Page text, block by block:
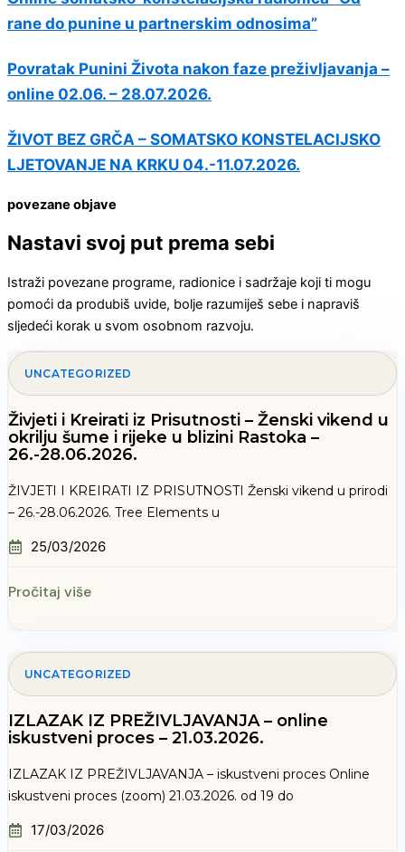
rane do punine u partnerskim odnosima”
Povratak Punini Života nakon faze preživljavanja –
online 02.06. – 28.07.2026.
ŽIVOT BEZ GRČA – SOMATSKO KONSTELACIJSKO
LJETOVANJE NA KRKU 04.-11.07.2026.
povezane objave
Nastavi svoj put prema sebi
Istraži povezane programe, radionice i sadržaje koji ti mogu
pomoći da produbiš uvide, bolje razumiješ sebe i napraviš
sljedeći korak u svom osobnom razvoju.
UNCATEGORIZED
Živjeti i Kreirati iz Prisutnosti – Ženski vikend u
okrilju šume i rijeke u blizini Rastoka –
26.-28.06.2026.
ŽIVJETI I KREIRATI IZ PRISUTNOSTI Ženski vikend u prirodi
– 26.-28.06.2026. Tree Elements u
25/03/2026
Pročitaj više
UNCATEGORIZED
IZLAZAK IZ PREŽIVLJAVANJA – online
iskustveni proces – 21.03.2026.
IZLAZAK IZ PREŽIVLJAVANJA – iskustveni proces Online
iskustveni proces (zoom) 21.03.2026. od 19 do
17/03/2026